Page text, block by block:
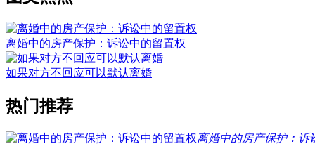
离婚中的房产保护：诉讼中的留置权
如果对方不回应可以默认离婚
热门推荐
离婚中的房产保护：诉